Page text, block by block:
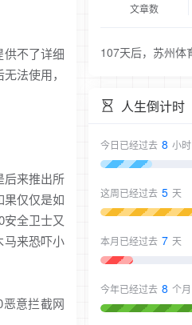
不了详细
法使用，
后来推出所
果仅仅是如
全卫士又
马来恐吓小
意拦截网
文章数
人生倒计时
今日已经过去 8 小时
这周已经过去 5 天
本月已经过去 7 天
今年已经过去 8 个月